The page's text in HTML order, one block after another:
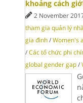
khoảng cách
2 November
tham gia quản lý
gia đình /Women's
/Các tổ chức phi
global gender gap /